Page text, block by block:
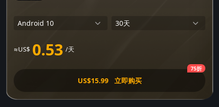
≈US$ 0.53 /天
US$15.99 立即购买
75折